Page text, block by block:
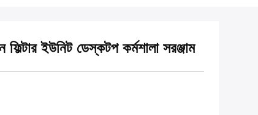
ইউনিট ডেস্কটপ কর্মশালা সরঞ্জাম